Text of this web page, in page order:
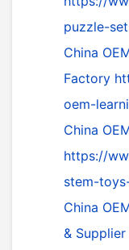
puzzle-
China
Factory
oem-
China
https://
stem-
China
& Supplier